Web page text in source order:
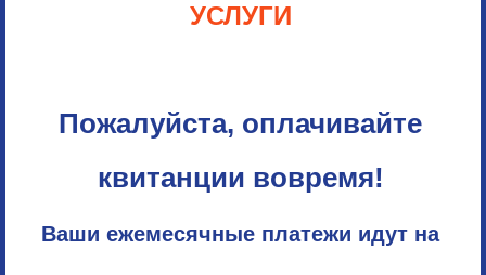
УСЛУГИ
Пожалуйста, оплачивайте
квитанции вовремя!
Ваши ежемесячные платежи идут на